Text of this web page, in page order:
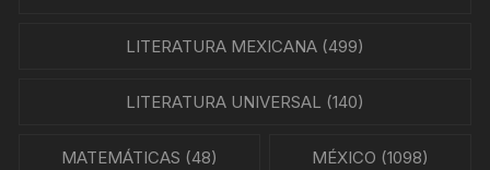
LITERATURA MEXICANA(499)
LITERATURA UNIVERSAL (140)
MATEMÁTICAS (48) MÉXICO (1098)